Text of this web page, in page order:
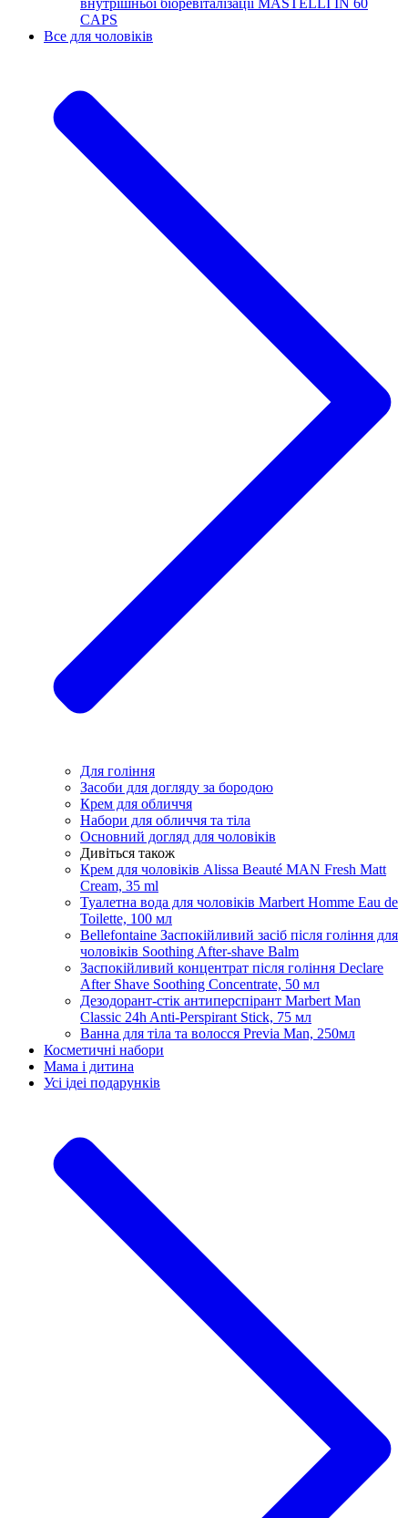
CAPS
Все для чоловіків
Для гоління
Засоби для догляду за бородою
Крем для обличчя
Набори для обличчя та тіла
Основний догляд для чоловіків
Дивіться також
Крем для чоловіків Alissa Beauté MAN Fresh Matt
Cream, 35 ml
Туалетна вода для чоловіків Marbert Homme Eau de
Toilette, 100 мл
Bellefontaine Заспокійливий засіб після гоління для
чоловіків Soothing After-shave Balm
Заспокійливий концентрат після гоління Declare
After Shave Soothing Concentrate, 50 мл
Дезодорант-стік антиперспірант Marbert Man
Classic 24h Anti-Perspirant Stick, 75 мл
Ванна для тіла та волосся Previa Man, 250мл
Косметичні набори
Мама і дитина
Усi iдеi подарункiв